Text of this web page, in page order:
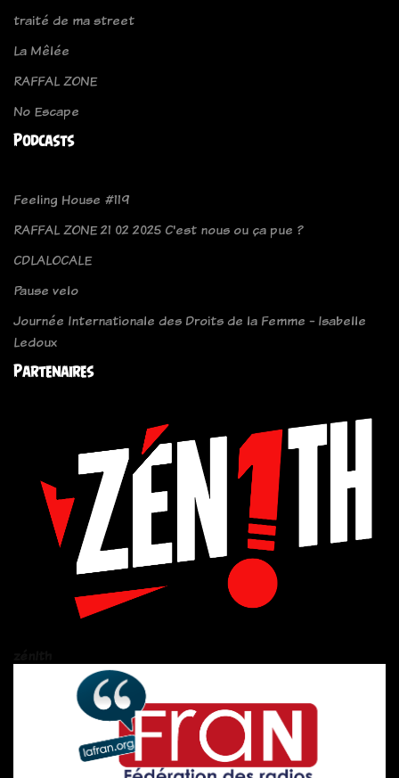
traité de ma street
La Mêlée
RAFFAL ZONE
No Escape
Podcasts
Feeling House #119
RAFFAL ZONE 21 02 2025 C'est nous ou ça pue ?
CDLALOCALE
Pause velo
Journée Internationale des Droits de la Femme - Isabelle
Ledoux
Partenaires